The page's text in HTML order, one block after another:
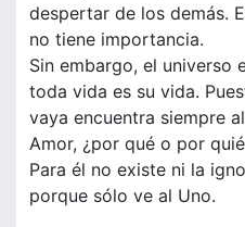
despertar de los demás.
no tiene importancia.
Sin embargo, el universo
toda vida es su vida.
vaya encuentra siempre
Amor, ¿por qué o por
Para él no existe ni la
porque sólo ve al Uno.